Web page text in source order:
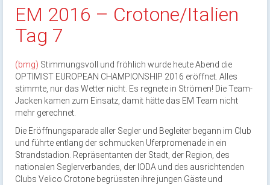
EM 2016 – Crotone/Italien
Tag 7
(bmg) Stimmungsvoll und fröhlich wurde heute Abend die
OPTIMIST EUROPEAN CHAMPIONSHIP 2016 eröffnet. Alles
stimmte, nur das Wetter nicht. Es regnete in Strömen! Die Team-
Jacken kamen zum Einsatz, damit hätte das EM Team nicht
mehr gerechnet.
Die Eröffnungsparade aller Segler und Begleiter begann im Club
und führte entlang der schmucken Uferpromenade in ein
Strandstadion. Repräsentanten der Stadt, der Region, des
nationalen Seglerverbandes, der IODA und des ausrichtenden
Clubs Velico Crotone begrüssten ihre jungen Gäste und